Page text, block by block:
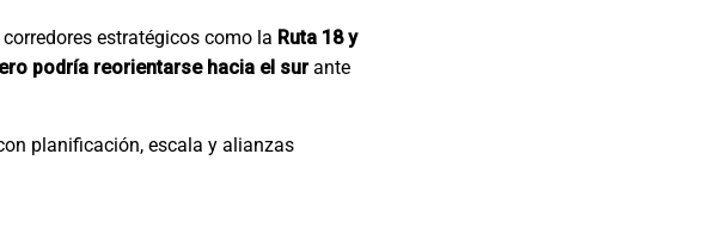
corredores estratégicos como la Ruta 18 y
podría reorientarse hacia el surante
planificación, escala y alianzas